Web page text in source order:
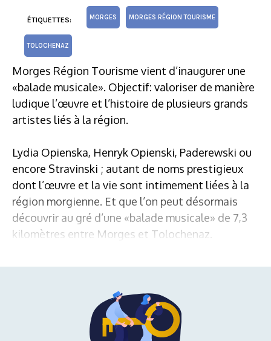
ÉTIQUETTES: MORGES MORGES RÉGION TOURISME
TOLOCHENAZ
Morges Région Tourisme vient d’inaugurer une
«balade musicale». Objectif: valoriser de manière
ludique l’œuvre et l’histoire de plusieurs grands
artistes liés à la région.
Lydia Opienska, Henryk Opienski, Paderewski ou
encore Stravinski ; autant de noms prestigieux
dont l’œuvre et la vie sont intimement liées à la
région morgienne. Et que l’on peut désormais
découvrir au gré d’une «balade musicale» de 7,3
kilomètres entre Morges et Tolochenaz.